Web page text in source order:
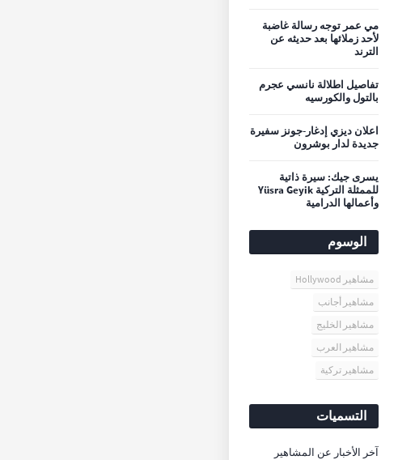
مي عمر توجه رسالة غاضبة
لأحد زملائها بعد حديثه عن
الترند
تفاصيل اطلالة نانسي عجرم
بالتول والكورسيه
اعلان ديزي إدغار-جونز سفيرة
جديدة لدار بوشرون
يسرى جيك: سيرة ذاتية
للممثلة التركية Yüsra Geyik
وأعمالها الدرامية
الوسوم
مشاهير Hollywood
مشاهير أجانب
مشاهير الخليج
مشاهير العرب
مشاهير تركية
التسميات
آخر الأخبار عن المشاهير